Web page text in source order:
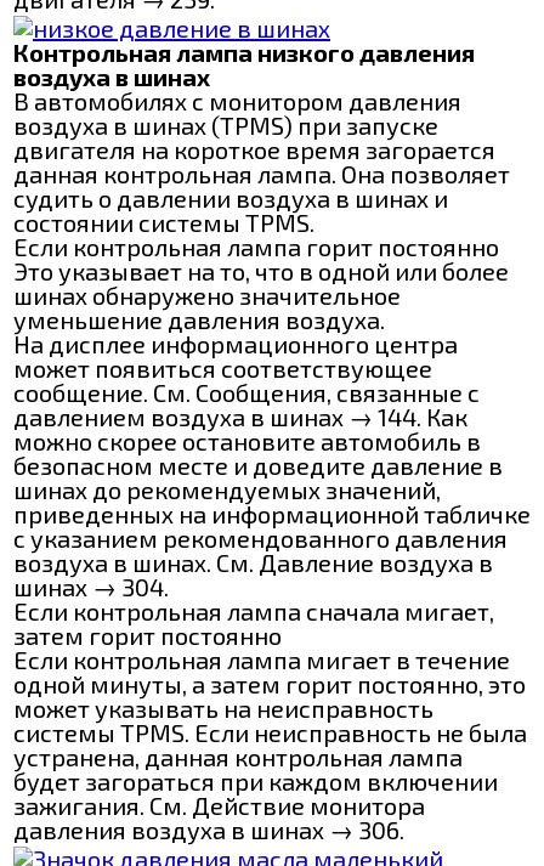
Контрольная лампа низкого давления
воздуха в шинах
В автомобилях с монитором давления
воздуха в шинах (TPMS) при запуске
двигателя на короткое время загорается
данная контрольная лампа. Она позволяет
судить о давлении воздуха в шинах и
состоянии системы TPMS.
Если контрольная лампа горит постоянно
Это указывает на то, что в одной или более
шинах обнаружено значительное
уменьшение давления воздуха.
На дисплее информационного центра
может появиться соответствующее
сообщение. См. Сообщения, связанные с
давлением воздуха в шинах → 144. Как
можно скорее остановите автомобиль в
безопасном месте и доведите давление в
шинах до рекомендуемых значений,
приведенных на информационной табличке
с указанием рекомендованного давления
воздуха в шинах. См. Давление воздуха в
шинах → 304.
Если контрольная лампа сначала мигает,
затем горит постоянно
Если контрольная лампа мигает в течение
одной минуты, а затем горит постоянно, это
может указывать на неисправность
системы TPMS. Если неисправность не была
устранена, данная контрольная лампа
будет загораться при каждом включении
зажигания. См. Действие монитора
давления воздуха в шинах → 306.